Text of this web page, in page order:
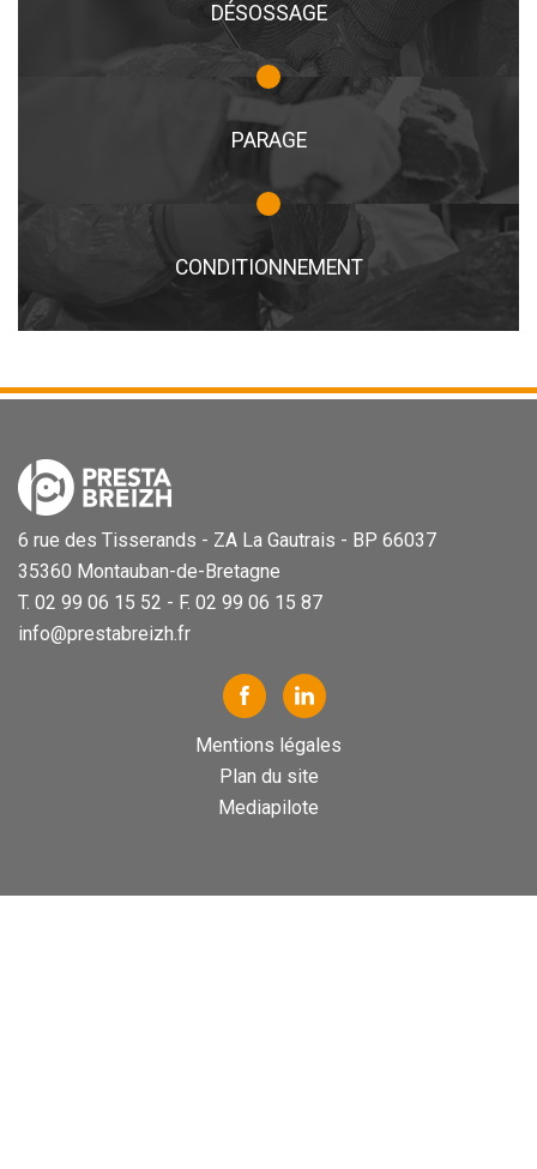
DÉSOSSAGE
PARAGE
CONDITIONNEMENT
6 rue des Tisserands - ZA La Gautrais - BP 66037
35360 Montauban-de-Bretagne
T. 02 99 06 15 52 - F. 02 99 06 15 87
info@prestabreizh.fr
Mentions légales
Plan du site
Mediapilote